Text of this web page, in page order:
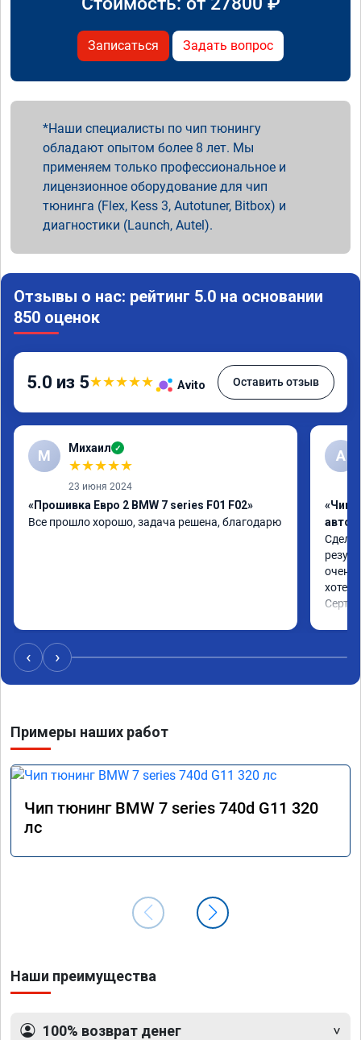
Записаться Задать вопрос
Наши специалисты по чип тюнингу
обладают опытом более 8 лет. Мы
применяем только профессиональное и
лицензионное оборудование для чип
тюнинга (Flex, Kess 3, Autotuner, Bitbox) и
диагностики (Launch, Autel).
Отзывы о нас: рейтинг 5.0 на основании
850 оценок
5.0 из 5★★★★★ Avito Оставить отзыв
М Михаил ✓
★★★★★
23 июня 2024
«Прошивка Евро 2 BMW 7 series F01 F02»
Все прошло хорошо, задача решена, благодарю
A
«Чип
очень
хотел.
‹ ›
Примеры наших работ
Чип тюнинг BMW 7 series 740d G11 320
лс
Наши преимущества
100% возврат денег